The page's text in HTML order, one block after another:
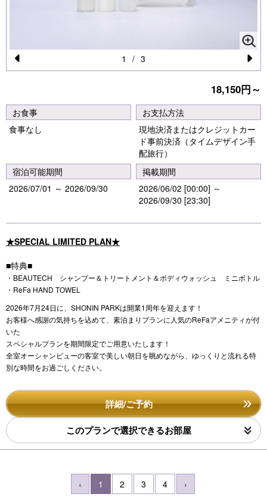
Pr
vi
o
s
N
e
xt
1 / 3
18,150円～
お食事
食事なし
お支払方法
現地決済またはクレジットカー
ド事前決済（タイムデザイン手
配旅行）
宿泊可能期間
2026/07/01 ～ 2026/09/30
掲載期間
2026/06/02 [00:00] ～
2026/09/30 [23:30]
★SPECIAL LIMITED PLAN★
■特典■
・BEAUTECH シャンプー＆トリートメント＆ボディウォッシュ ミニボトル
・ReFa HAND TOWEL
2026年7月24日に、SHONIN PARKは開業1周年を迎えます！
お客様へ感謝の気持ちを込めて、素泊まりプランに人気のReFaアメニティが付
いた
スペシャルプランを期間限定でご用意いたします！
全室オーシャンビューの客室で美しい朝日を眺めながら、ゆっくりと流れる特
別な時間をお過ごしください。
詳細/ご予約
このプランで選択できるお部屋
‹ 1 2 3 4 ›